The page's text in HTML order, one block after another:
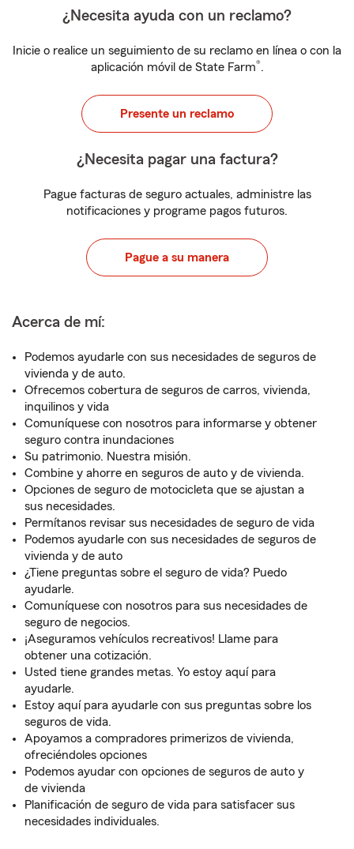
¿Necesita ayuda con un reclamo?
Inicie o realice un seguimiento de su reclamo en línea o con la
aplicación móvil de State Farm®.
Presente un reclamo
¿Necesita pagar una factura?
Pague facturas de seguro actuales, administre las
notificaciones y programe pagos futuros.
Pague a su manera
Acerca de mí:
Podemos ayudarle con sus necesidades de seguros de
vivienda y de auto.
Ofrecemos cobertura de seguros de carros, vivienda,
inquilinos y vida
Comuníquese con nosotros para informarse y obtener
seguro contra inundaciones
Su patrimonio. Nuestra misión.
Combine y ahorre en seguros de auto y de vivienda.
Opciones de seguro de motocicleta que se ajustan a
sus necesidades.
Permítanos revisar sus necesidades de seguro de vida
Podemos ayudarle con sus necesidades de seguros de
vivienda y de auto
¿Tiene preguntas sobre el seguro de vida? Puedo
ayudarle.
Comuníquese con nosotros para sus necesidades de
seguro de negocios.
¡Aseguramos vehículos recreativos! Llame para
obtener una cotización.
Usted tiene grandes metas. Yo estoy aquí para
ayudarle.
Estoy aquí para ayudarle con sus preguntas sobre los
seguros de vida.
Apoyamos a compradores primerizos de vivienda,
ofreciéndoles opciones
Podemos ayudar con opciones de seguros de auto y
de vivienda
Planificación de seguro de vida para satisfacer sus
necesidades individuales.